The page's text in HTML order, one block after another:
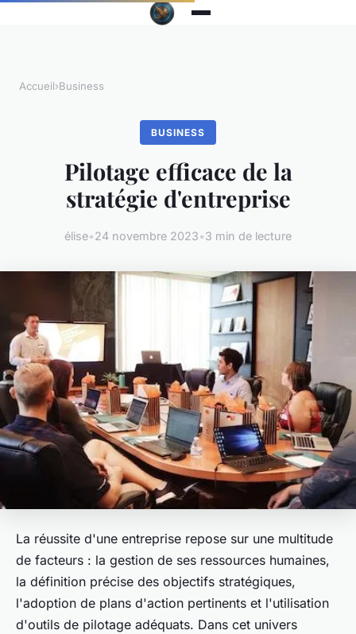
Accueil›Business
BUSINESS
Pilotage efficace de la
stratégie d'entreprise
élise•24 novembre 2023•3 min de lecture
La réussite d'une entreprise repose sur une multitude
de facteurs : la gestion de ses ressources humaines,
la définition précise des objectifs stratégiques,
l'adoption de plans d'action pertinents et l'utilisation
d'outils de pilotage adéquats. Dans cet univers